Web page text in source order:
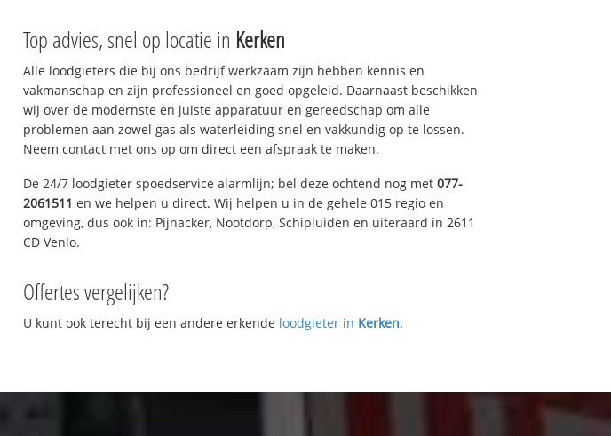
Top advies, snel op locatie in Kerken
Alle loodgieters die bij ons bedrijf werkzaam zijn hebben kennis en
vakmanschap en zijn professioneel en goed opgeleid. Daarnaast beschikken
wij over de modernste en juiste apparatuur en gereedschap om alle
problemen aan zowel gas als waterleiding snel en vakkundig op te lossen.
Neem contact met ons op om direct een afspraak te maken.
De 24/7 loodgieter spoedservice alarmlijn; bel deze ochtend nog met 077-
2061511 en we helpen u direct. Wij helpen u in de gehele 015 regio en
omgeving, dus ook in: Pijnacker, Nootdorp, Schipluiden en uiteraard in 2611
CD Venlo.
Offertes vergelijken?
U kunt ook terecht bij een andere erkende loodgieter in Kerken.